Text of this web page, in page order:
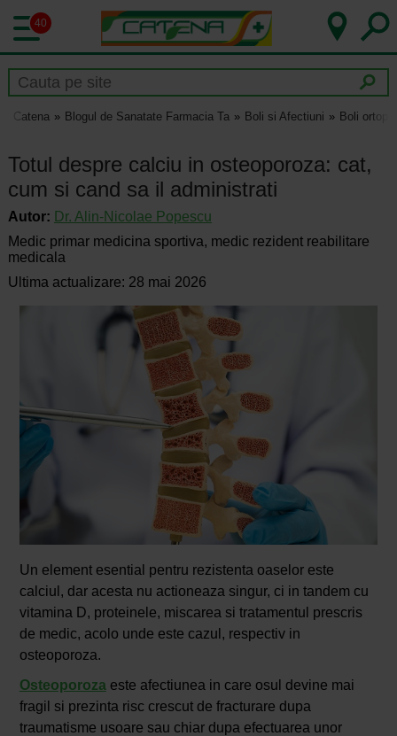
40
Catena Blogul de Sanatate Farmacia Ta Boli si Afectiuni Boli
Totul despre calciu in osteoporoza: cat,
cum si cand sa il administrati
Autor: Dr. Alin-Nicolae Popescu
Medic primar medicina sportiva, medic rezident reabilitare
medicala
Ultima actualizare: 28 mai 2026
Un element esential pentru rezistenta oaselor este
calciul, dar acesta nu actioneaza singur, ci in tandem cu
vitamina D, proteinele, miscarea si tratamentul prescris
de medic, acolo unde este cazul, respectiv in
osteoporoza.
Osteoporoza este afectiunea in care osul devine mai
fragil si prezinta risc crescut de fracturare dupa
traumatisme usoare sau chiar dupa efectuarea unor